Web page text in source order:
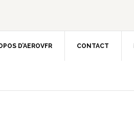
D’AEROVFR CONTACT